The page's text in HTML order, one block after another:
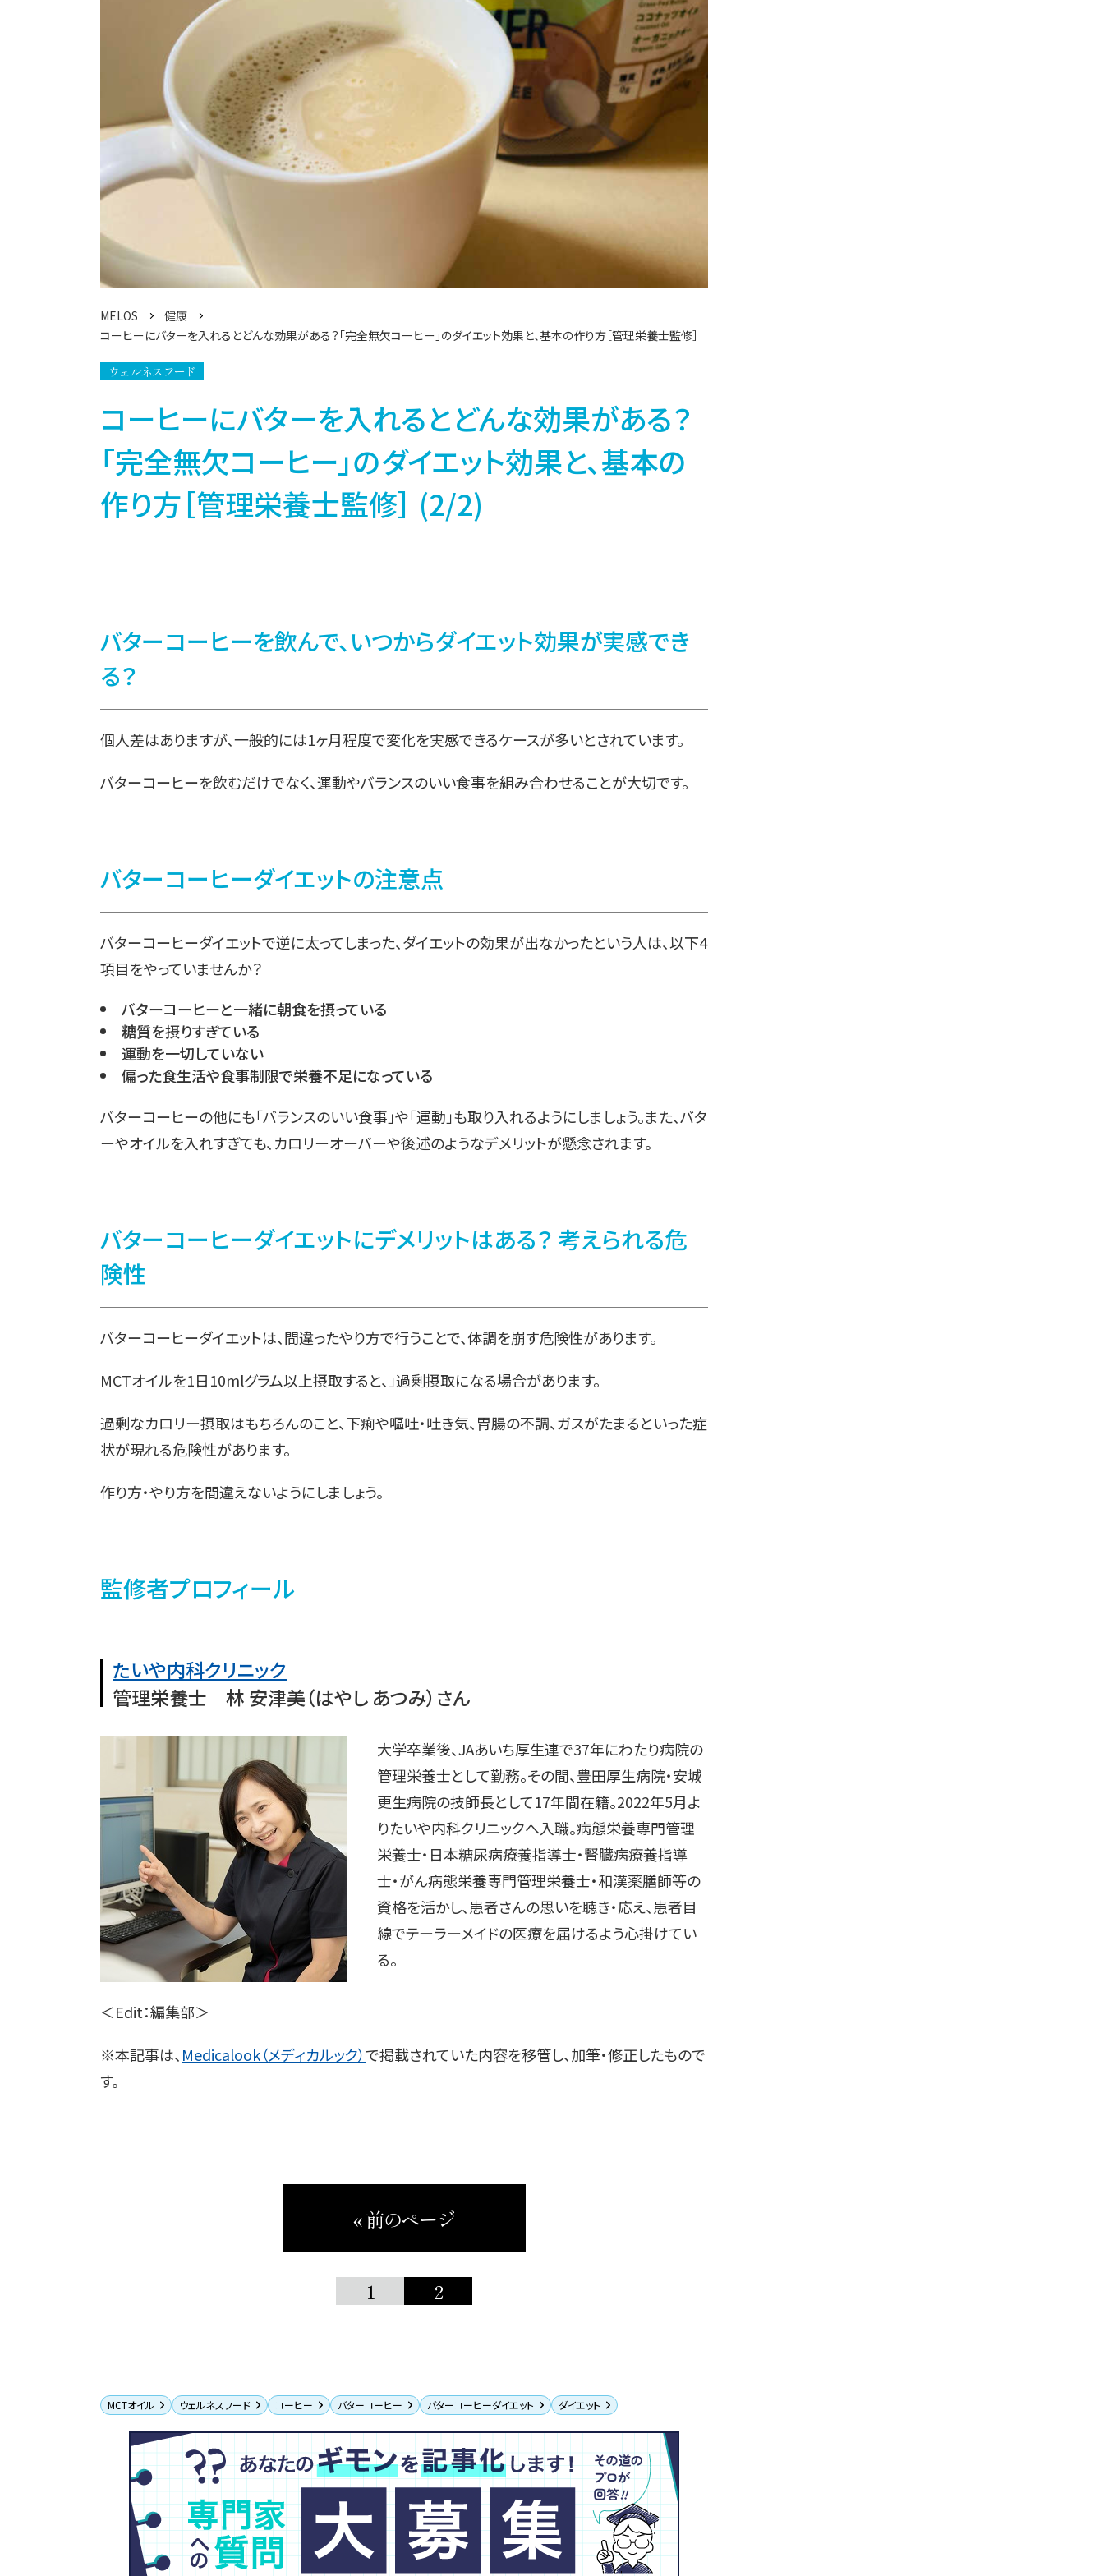
MELOS
健康
コーヒーにバターを入れるとどんな効果がある？「完全無欠コーヒー」のダイエット効果と、基本の作り方［管理栄養士監修］
ウェルネスフード
コーヒーにバターを入れるとどんな効果がある？
「完全無欠コーヒー」のダイエット効果と、基本の
作り方［管理栄養士監修］ (2/2)
バターコーヒーを飲んで、いつからダイエット効果が実感でき
る？
個人差はありますが、一般的には1ヶ月程度で変化を実感できるケースが多いとされています。
バターコーヒーを飲むだけでなく、運動やバランスのいい食事を組み合わせることが大切です。
バターコーヒーダイエットの注意点
バターコーヒーダイエットで逆に太ってしまった、ダイエットの効果が出なかったという人は、以下4
項目をやっていませんか？
バターコーヒーと一緒に朝食を摂っている
糖質を摂りすぎている
運動を一切していない
偏った食生活や食事制限で栄養不足になっている
バターコーヒーの他にも「バランスのいい食事」や「運動」も取り入れるようにしましょう。また、バタ
ーやオイルを入れすぎても、カロリーオーバーや後述のようなデメリットが懸念されます。
バターコーヒーダイエットにデメリットはある？ 考えられる危
険性
バターコーヒーダイエットは、間違ったやり方で行うことで、体調を崩す危険性があります。
MCTオイルを1日10mlグラム以上摂取すると、」過剰摂取になる場合があります。
過剰なカロリー摂取はもちろんのこと、下痢や嘔吐・吐き気、胃腸の不調、ガスがたまるといった症
状が現れる危険性があります。
作り方・やり方を間違えないようにしましょう。
監修者プロフィール
たいや内科クリニック
管理栄養士 林 安津美（はやし あつみ）さん
大学卒業後、JAあいち厚生連で37年にわたり病院の
管理栄養士として勤務。その間、豊田厚生病院・安城
更生病院の技師長として17年間在籍。2022年5月よ
りたいや内科クリニックへ入職。病態栄養専門管理
栄養士・日本糖尿病療養指導士・腎臓病療養指導
士・がん病態栄養専門管理栄養士・和漢薬膳師等の
資格を活かし、患者さんの思いを聴き・応え、患者目
線でテーラーメイドの医療を届けるよう心掛けてい
る。
＜Edit：編集部＞
※本記事は、 Medicalook（メディカルック）で掲載されていた内容を移管し、加筆・修正したもので
す。
« 前のページ
1 2
MCTオイル ウェルネスフード コーヒー バターコーヒー バターコーヒーダイエット ダイエット